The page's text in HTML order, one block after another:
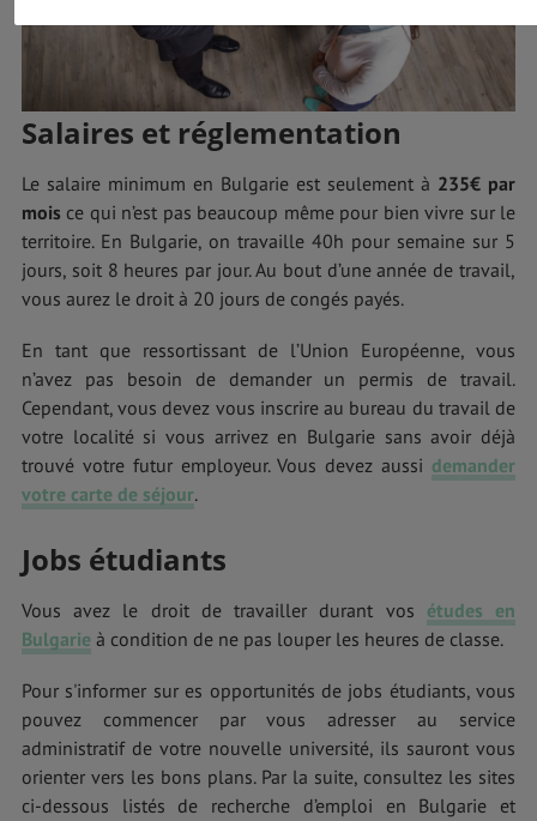
Salaires et réglementation
Le salaire minimum en Bulgarie est seulement à 235€ par
mois ce qui n’est pas beaucoup même pour bien vivre sur le
territoire. En Bulgarie, on travaille 40h pour semaine sur 5
jours, soit 8 heures par jour. Au bout d’une année de travail,
vous aurez le droit à 20 jours de congés payés.
En tant que ressortissant de l’Union Européenne, vous
n’avez pas besoin de demander un permis de travail.
Cependant, vous devez vous inscrire au bureau du travail de
votre localité si vous arrivez en Bulgarie sans avoir déjà
trouvé votre futur employeur. Vous devez aussi demander
votre carte de séjour.
Jobs étudiants
Vous avez le droit de travailler durant vos études en
Bulgarie à condition de ne pas louper les heures de classe.
Pour s'informer sur es opportunités de jobs étudiants, vous
pouvez commencer par vous adresser au service
administratif de votre nouvelle université, ils sauront vous
orienter vers les bons plans. Par la suite, consultez les sites
ci-dessous listés de recherche d’emploi en Bulgarie et